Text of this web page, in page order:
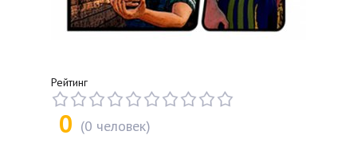
Рейтинг
0 (0 человек)